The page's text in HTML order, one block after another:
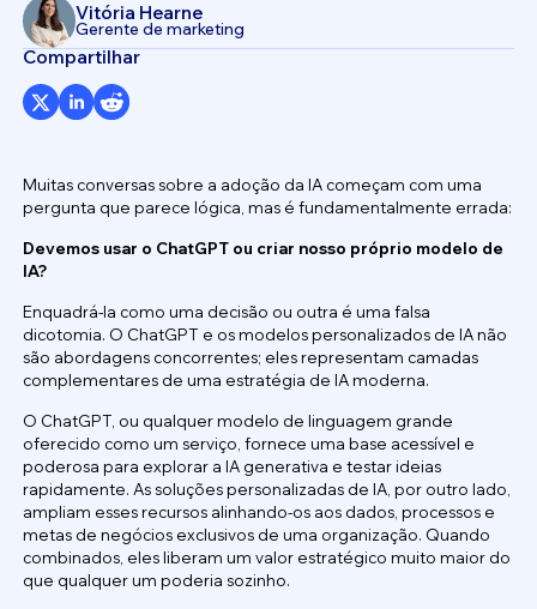
Vitória Hearne
Gerente de marketing
Compartilhar
Muitas conversas sobre a adoção da IA começam com uma
pergunta que parece lógica, mas é fundamentalmente errada:
Devemos usar o ChatGPT ou criar nosso próprio modelo de
IA?
Enquadrá-la como uma decisão ou outra é uma falsa
dicotomia. O ChatGPT e os modelos personalizados de IA não
são abordagens concorrentes; eles representam camadas
complementares de uma estratégia de IA moderna.
O ChatGPT, ou qualquer modelo de linguagem grande
oferecido como um serviço, fornece uma base acessível e
poderosa para explorar a IA generativa e testar ideias
rapidamente. As soluções personalizadas de IA, por outro lado,
ampliam esses recursos alinhando-os aos dados, processos e
metas de negócios exclusivos de uma organização. Quando
combinados, eles liberam um valor estratégico muito maior do
que qualquer um poderia sozinho.